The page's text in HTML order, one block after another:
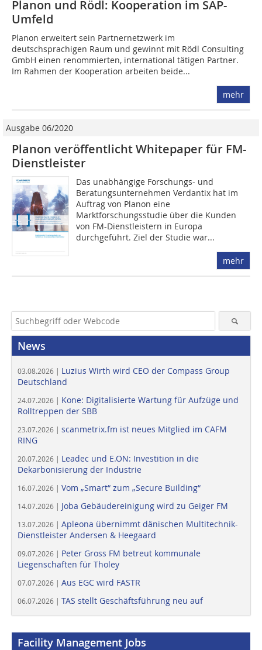
Planon und Rödl: Kooperation im SAP-
Umfeld
Planon erweitert sein Partnernetzwerk im
deutschsprachigen Raum und gewinnt mit Rödl Consulting
GmbH einen renommierten, international tätigen Partner.
Im Rahmen der Kooperation arbeiten beide...
mehr
Ausgabe 06/2020
Planon veröffentlicht Whitepaper für FM-
Dienstleister
Das unabhängige Forschungs- und
Beratungsunternehmen Verdantix hat im
Auftrag von Planon eine
Marktforschungsstudie über die Kunden
von FM-Dienstleistern in Europa
durchgeführt. Ziel der Studie war...
mehr
News
03.08.2026 | Luzius Wirth wird CEO der Compass Group
Deutschland
24.07.2026 | Kone: Digitalisierte Wartung für Aufzüge und
Rolltreppen der SBB
23.07.2026 | scanmetrix.fm ist neues Mitglied im CAFM
RING
20.07.2026 | Leadec und E.ON: Investition in die
Dekarbonisierung der Industrie
16.07.2026 | Vom „Smart“ zum „Secure Building“
14.07.2026 | Joba Gebäudereinigung wird zu Geiger FM
13.07.2026 | Apleona übernimmt dänischen Multitechnik-
Dienstleister Andersen & Heegaard
09.07.2026 | Peter Gross FM betreut kommunale
Liegenschaften für Tholey
07.07.2026 | Aus EGC wird FASTR
06.07.2026 | TAS stellt Geschäftsführung neu auf
Facility Management Jobs